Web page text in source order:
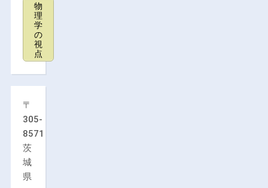
物
理
学
の
視
点
〒
305-
8571
茨
城
県